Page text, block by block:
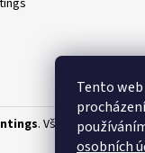
Tento
osobních
. Všechna práva